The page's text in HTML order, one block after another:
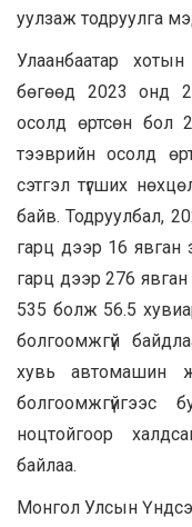
уулзаж тодруулга
Улаанбаатар
бөгөөд 2023 онд
осолд өртсөн бол
тээврийн осолд
сэтгэл түгших
байв. Тодруулбал,
гарц дээр 16 явган
гарц дээр 276
535 болж 56.5
болгоомжгүй
хувь автомашин
ноцтойгоор
байлаа.
Монгол Улсын